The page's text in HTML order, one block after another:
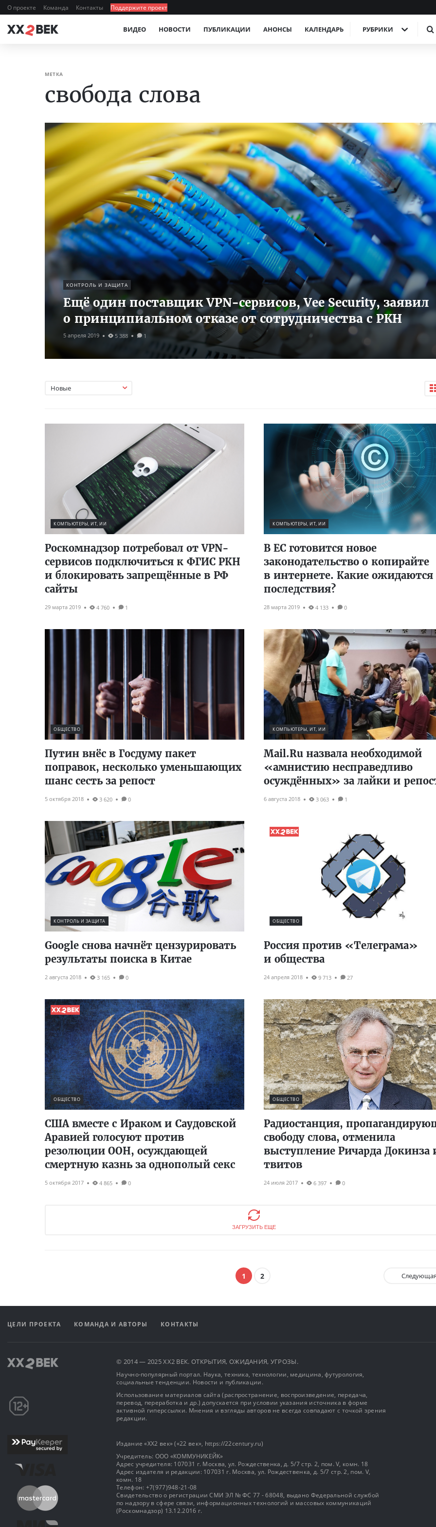
О проекте Команда Контакты Поддержите проект
ВИДЕО НОВОСТИ ПУБЛИКАЦИИ АНОНСЫ КАЛЕНДАРЬ РУБРИКИ
МЕТКА
свобода слова
КОНТРОЛЬ И ЗАЩИТА
Ещё один поставщик VPN-сервисов, Vee Security, заявил
о принципиальном отказе от сотрудничества с РКН
5 апреля 2019 5 388 1
Новые
КОМПЬЮТЕРЫ, ИТ, ИИ
Роскомнадзор потребовал от VPN-
сервисов подключиться к ФГИС РКН
и блокировать запрещённые в РФ
сайты
29 марта 2019 4 760 1
КОМПЬЮТЕРЫ, ИТ, ИИ
В ЕС готовится новое
законодательство о копирайте
в интернете. Какие ожидаются
последствия?
28 марта 2019 4 133 0
ОБЩЕСТВО
Путин внёс в Госдуму пакет
поправок, несколько уменьшающих
шанс сесть за репост
5 октября 2018 3 620 0
КОМПЬЮТЕРЫ, ИТ, ИИ
Mail.Ru назвала необходимой
«амнистию несправедливо
осуждённых» за лайки и
6 августа 2018 3 063 1
КОНТРОЛЬ И ЗАЩИТА
Google снова начнёт цензурировать
результаты поиска в Китае
2 августа 2018 3 165 0
ОБЩЕСТВО
Россия против «Телеграма»
и общества
24 апреля 2018 9 713 27
ОБЩЕСТВО
США вместе с Ираком и Саудовской
Аравией голосуют против
резолюции ООН, осуждающей
смертную казнь за однополый секс
5 октября 2017 4 865 0
ОБЩЕСТВО
Радиостанция,
свободу слова, отменила
выступление Ричарда Докинза
твитов
24 июля 2017 6 397 0
ЗАГРУЗИТЬ ЕЩЕ
1 2
ЦЕЛИ ПРОЕКТА КОМАНДА И АВТОРЫ КОНТАКТЫ
© 2014 — 2025 XX2 ВЕК. ОТКРЫТИЯ, ОЖИДАНИЯ, УГРОЗЫ.
Научно-популярный портал. Наука, техника, технологии, медицина, футурология,
социальные тенденции. Новости и публикации.
Использование материалов сайта (распространение, воспроизведение, передача,
перевод, переработка и др.) допускается при условии указания источника в форме
активной гиперссылки. Мнения и взгляды авторов не всегда совпадают с точкой зрения
редакции.
Издание «XX2 век» («22 век», https://22century.ru)
Учредитель: OOO «КОММУНИКЕЙК»
Адрес учредителя: 107031 г. Москва, ул. Рождественка, д. 5/7 стр. 2, пом. V, комн. 18
Адрес издателя и редакции: 107031 г. Москва, ул. Рождественка, д. 5/7 стр. 2, пом. V,
комн. 18
Телефон: +7(977)948-21-08
Свидетельство о регистрации СМИ ЭЛ № ФС 77 - 68048, выдано Федеральной службой
по надзору в сфере связи, информационных технологий и массовых коммуникаций
(Роскомнадзор) 13.12.2016 г.